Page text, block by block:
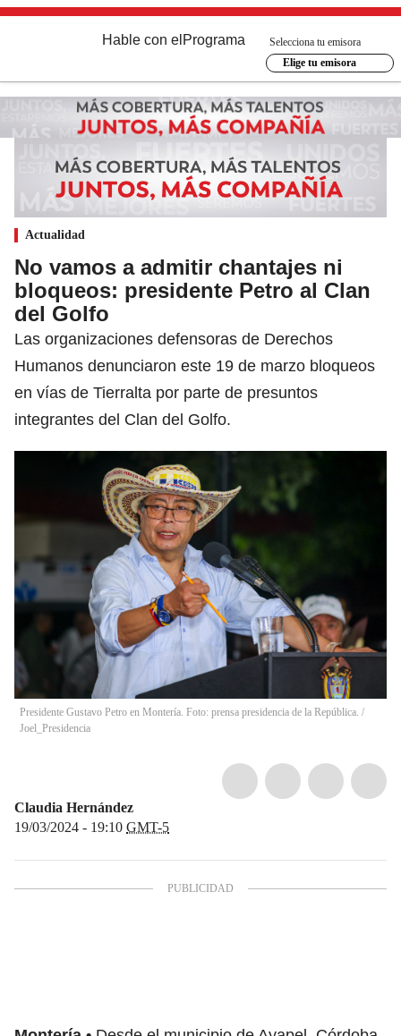
Hable con el Programa
Selecciona tu emisora
Elige tu emisora
Actualidad
No vamos a admitir chantajes ni
bloqueos: presidente Petro al Clan
del Golfo
Las organizaciones defensoras de Derechos
Humanos denunciaron este 19 de marzo bloqueos
en vías de Tierralta por parte de presuntos
integrantes del Clan del Golfo.
Presidente Gustavo Petro en Montería. Foto: prensa presidencia de la República. /
Joel_Presidencia
Claudia Hernández
19/03/2024 - 19:10 GMT-5